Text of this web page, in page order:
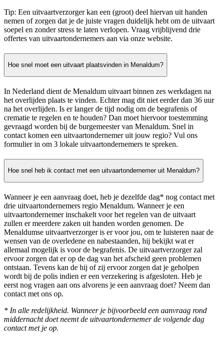
Tip: Een uitvaartverzorger kan een (groot) deel hiervan uit handen
nemen of zorgen dat je de juiste vragen duidelijk hebt om de uitvaart
soepel en zonder stress te laten verlopen. Vraag vrijblijvend drie
offertes van uitvaartondernemers aan via onze website.
Hoe snel moet een uitvaart plaatsvinden in Menaldum?
In Nederland dient de Menaldum uitvaart binnen zes werkdagen na
het overlijden plaats te vinden. Echter mag dit niet eerder dan 36 uur
na het overlijden. Is er langer de tijd nodig om de begrafenis of
crematie te regelen en te houden? Dan moet hiervoor toestemming
gevraagd worden bij de burgemeester van Menaldum. Snel in
contact komen een uitvaartondernemer uit jouw regio? Vul ons
formulier in om 3 lokale uitvaartondernemers te spreken.
Hoe snel heb ik contact met een uitvaartondernemer uit Menaldum?
Wanneer je een aanvraag doet, heb je dezelfde dag* nog contact met
drie uitvaartondernemers regio Menaldum. Wanneer je een
uitvaartondernemer inschakelt voor het regelen van de uitvaart
zullen er meerdere zaken uit handen worden genomen. De
Menaldumse uitvaartverzorger is er voor jou, om te luisteren naar de
wensen van de overledene en nabestaanden, hij bekijkt wat er
allemaal mogelijk is voor de begrafenis. De uitvaartverzorger zal
ervoor zorgen dat er op de dag van het afscheid geen problemen
ontstaan. Tevens kan de hij of zij ervoor zorgen dat je geholpen
wordt bij de polis indien er een verzekering is afgesloten. Heb je
eerst nog vragen aan ons alvorens je een aanvraag doet? Neem dan
contact met ons op.
* In alle redelijkheid. Wanneer je bijvoorbeeld een aanvraag rond
middernacht doet neemt de uitvaartondernemer de volgende dag
contact met je op.